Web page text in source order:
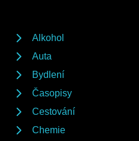
Alkohol
Auta
Bydlení
Časopisy
Cestování
Chemie